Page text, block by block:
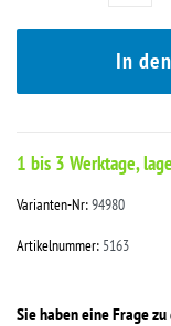
In
1 bis 3 Werktage,
Varianten-Nr:94980
Artikelnummer: 5163
Sie haben eine Frage